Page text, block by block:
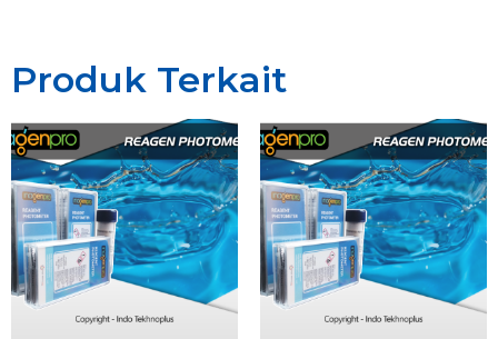
Produk Terkait